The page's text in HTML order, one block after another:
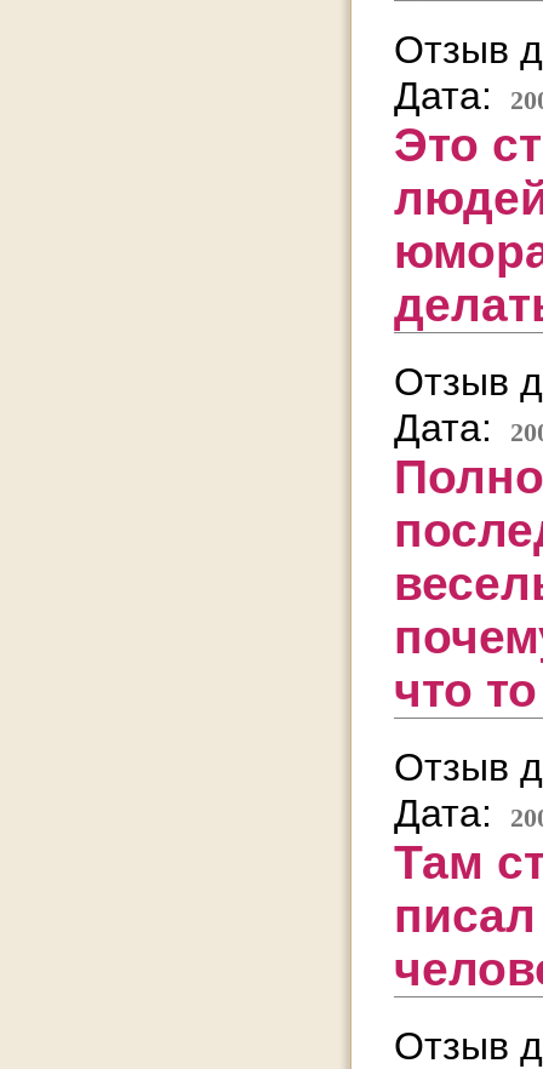
Отзыв
Дата:
Это
Отзыв
Дата:
что
Отзыв
Дата:
Там
Отзыв